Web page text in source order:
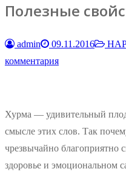
Полезные
admin 09.11.2016
комментария
Хурма — удивительный
смысле этих слов. Так
чрезвычайно благоприятно
здоровье и эмоциональном